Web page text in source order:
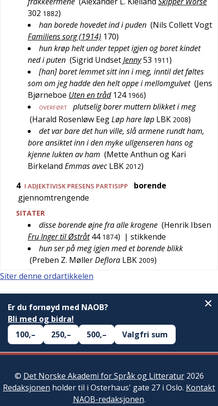
302 1882)
han borede hovedet ind i puden (Nils Collett Vogt
Familiens sorg (1914) 170)
hun krøp helt under teppet igjen og boret kindet
ned i puten (Sigrid UndsetJenny53 1911)
[han] boret lemmet sitt inn i meg, inntil det føltes
som om jeg hadde den helt oppe i mellomgulvet (Jens
Bjørneboe Uten en tråd 124 1966)
OVERFØRT
plutselig borer muttern blikket i meg
(Harald Rosenløw EegLøp hare løp LBK 2008)
det var bare det hun ville, slå armene rundt ham,
bore ansiktet inn i den myke ullgenseren hans og
kjenne lukten av ham (Mette Anthun og Kari
Birkeland Emmas avec LBK 2012)
4 I ADJEKTIVISK PRESENS PARTISIPP
borende
gjennomtrengende
SITATER
disse borende øjne fra alle krogene (Henrik Ibsen
Fru Inger til Østråt 44 1874) | stikkende
hun ser på meg igjen med et borende blikk
(Preben Z. MøllerDeflora LBK 2009)
Siter denne ordartikkelen
Er du fornøyd med NAOB?
Bli med og bidra!
100,–
250,– 500,– Valgfri sum
© Det Norske Akademi for Språk og Litteratur2026
Redaksjonen holder til i Osterhaus' gate 27 i Oslo. Kontakt
NAOB-redaksjonen.